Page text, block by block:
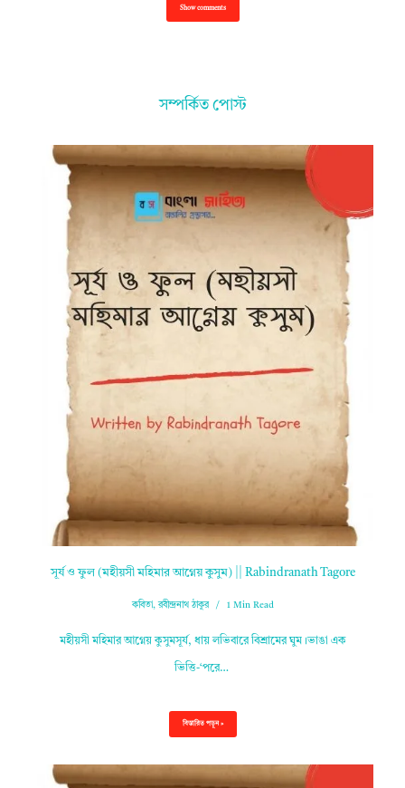
Show comments
সম্পর্কিত পোস্ট
সূর্য ও ফুল (মহীয়সী মহিমার আগ্নেয় কুসুম) || Rabindranath Tagore
কবিতা,রবীন্দ্রনাথ ঠাকুর 1 Min Read
মহীয়সী মহিমার আগ্নেয় কুসুমসূর্য, ধায় লভিবারে বিশ্রামের ঘুম।ভাঙা এক
ভিত্তি-‘পরে…
বিস্তারিত পড়ুন »